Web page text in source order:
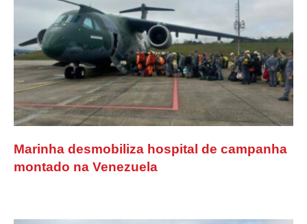
Marinha desmobiliza hospital de campanha
montado na Venezuela